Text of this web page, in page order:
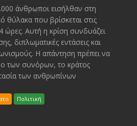
άνθρωποι εισήλθαν στη
θύλακα που βρίσκεται στις
ώρες. Αυτή η κρίση συνδυάζει
διπλωματικές εντάσεις και
Η απάντηση πρέπει να
των συνόρων, το κράτος
των ανθρωπίνων
Πολιτική